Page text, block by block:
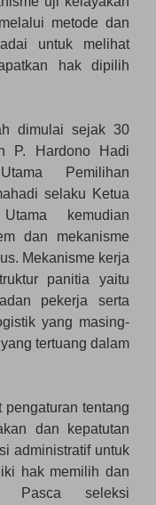
metode dan
untuk melihat
hak dipilih
dimulai sejak 30
P. Hardono Hadi
Pemilihan
selaku Ketua
kemudian
dan mekanisme
Mekanisme kerja
panitia yaitu
pekerja serta
yang masing-
tertuang dalam
pengaturan tentang
dan kepatutan
administratif untuk
hak memilih dan
Pasca seleksi